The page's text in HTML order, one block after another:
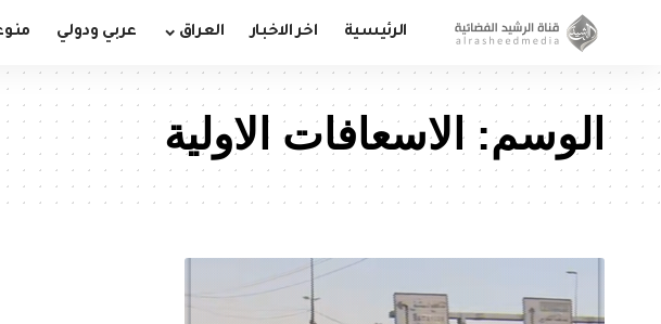
الرئيسية اخر الاخبار العراق عربي ودولي
الوسم: الاسعافات الاولية